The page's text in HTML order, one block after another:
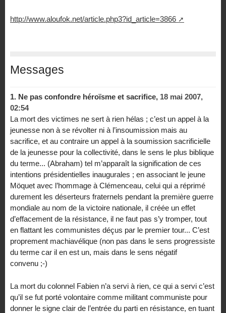
http://www.aloufok.net/article.php3?id_article=3866
Messages
1. Ne pas confondre héroïsme et sacrifice, 18 mai 2007,
02:54
La mort des victimes ne sert à rien hélas ; c’est un appel à la
jeunesse non à se révolter ni à l’insoumission mais au
sacrifice, et au contraire un appel à la soumission sacrificielle
de la jeunesse pour la collectivité, dans le sens le plus biblique
du terme... (Abraham) tel m’apparaît la signification de ces
intentions présidentielles inaugurales ; en associant le jeune
Möquet avec l’hommage à Clémenceau, celui qui a réprimé
durement les déserteurs fraternels pendant la première guerre
mondiale au nom de la victoire nationale, il créée un effet
d’effacement de la résistance, il ne faut pas s’y tromper, tout
en flattant les communistes déçus par le premier tour... C’est
proprement machiavélique (non pas dans le sens progressiste
du terme car il en est un, mais dans le sens négatif
convenu ;-)
La mort du colonnel Fabien n’a servi à rien, ce qui a servi c’est
qu’il se fut porté volontaire comme militant communiste pour
donner le signe clair de l’entrée du parti en résistance, en tuant